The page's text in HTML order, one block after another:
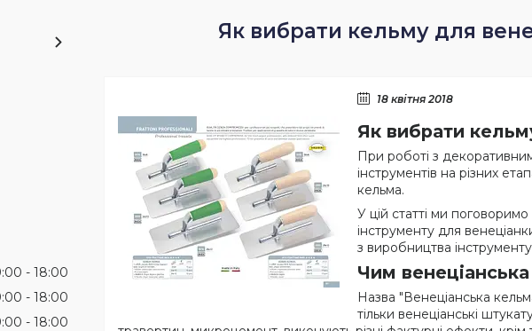
Як вибрати кельму для
18 квітня 2018
Як вибрати
При роботі з
інструментів на різних
кельма.
У цій статті ми
інструменту для
з виробництва
Чим венеціанська
Назва "Венеціанська
тільки венеціанські
18:00
18:00
18:00